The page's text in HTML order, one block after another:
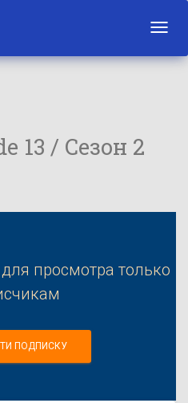
13 / Сезон 2
просмотра только
ПОДПИСКУ